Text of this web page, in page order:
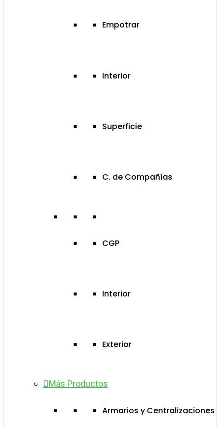
Empotrar
Interior
Superficie
C. de Compañías
CGP
Interior
Exterior
Más Productos
Armarios y Centralizaciones